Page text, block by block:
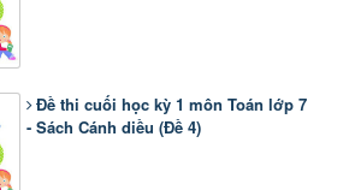
Đề thi cuối học kỳ 1 môn Toán lớp 7
- Sách Cánh diều (Đề 4)